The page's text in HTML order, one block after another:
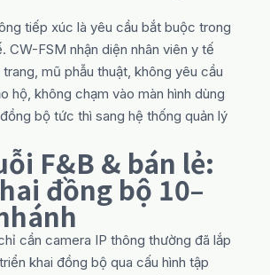
tiếp xúc là yêu cầu bắt buộc trong
CW-FSM nhận diện nhân viên y tế
mũ phẫu thuật, không yêu cầu
hộ, không chạm vào màn hình dùng
bộ tức thì sang hệ thống quản lý
F&B & bán lẻ:
đồng bộ 10–
cần camera IP thông thường đã lắp
khai đồng bộ qua cấu hình tập